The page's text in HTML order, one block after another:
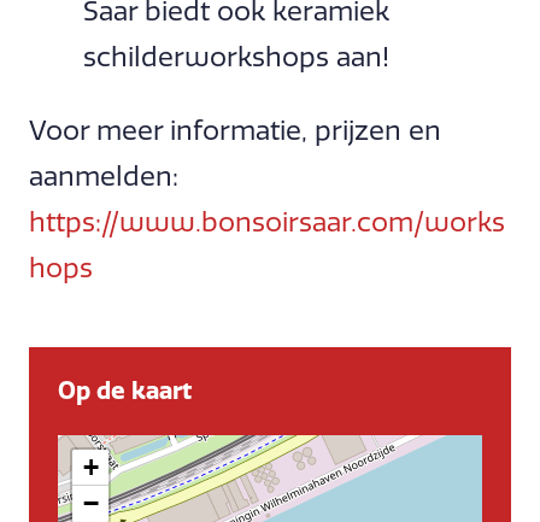
Saar biedt ook keramiek
schilderworkshops aan!
Voor meer informatie, prijzen en
aanmelden:
https://www.bonsoirsaar.com/works
hops
Op de kaart
+
−